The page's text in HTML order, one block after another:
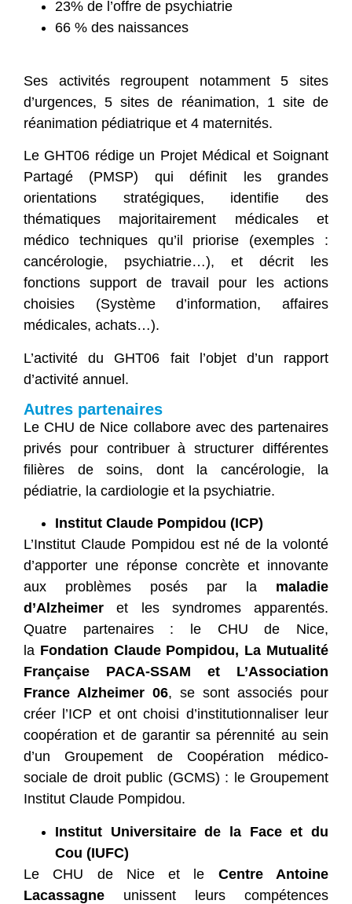
23% de l’offre de psychiatrie
66 % des naissances
Ses activités regroupent notamment 5 sites
d’urgences, 5 sites de réanimation, 1 site de
réanimation pédiatrique et 4 maternités.
Le GHT06 rédige un Projet Médical et Soignant
Partagé (PMSP) qui définit les grandes
orientations stratégiques, identifie des
thématiques majoritairement médicales et
médico techniques qu’il priorise (exemples :
cancérologie, psychiatrie…), et décrit les
fonctions support de travail pour les actions
choisies (Système d’information, affaires
médicales, achats…).
L’activité du GHT06 fait l’objet d’un rapport
d’activité annuel.
Autres partenaires
Le CHU de Nice collabore avec des partenaires
privés pour contribuer à structurer différentes
filières de soins, dont la cancérologie, la
pédiatrie, la cardiologie et la psychiatrie.
Institut Claude Pompidou (ICP)
L’Institut Claude Pompidou est né de la volonté
d’apporter une réponse concrète et innovante
aux problèmes posés par la maladie
d’Alzheimer et les syndromes apparentés.
Quatre partenaires : le CHU de Nice,
la Fondation Claude Pompidou, La Mutualité
Française PACA-SSAM et L’Association
France Alzheimer 06, se sont associés pour
créer l’ICP et ont choisi d’institutionnaliser leur
coopération et de garantir sa pérennité au sein
d’un Groupement de Coopération médico-
sociale de droit public (GCMS) : le Groupement
Institut Claude Pompidou.
Institut Universitaire de la Face et du
Cou (IUFC)
Le CHU de Nice et le Centre Antoine
Lacassagne unissent leurs compétences